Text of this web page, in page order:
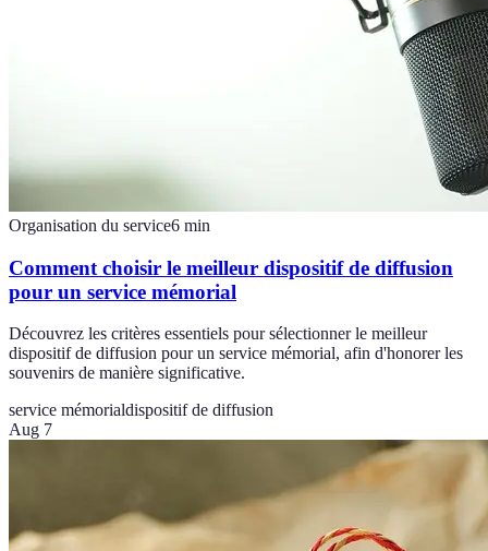
Organisation du service6 min
Comment choisir le meilleur dispositif de diffusion
pour un service mémorial
Découvrez les critères essentiels pour sélectionner le meilleur
dispositif de diffusion pour un service mémorial, afin d'honorer les
souvenirs de manière significative.
service mémorialdispositif de diffusion
Aug 7